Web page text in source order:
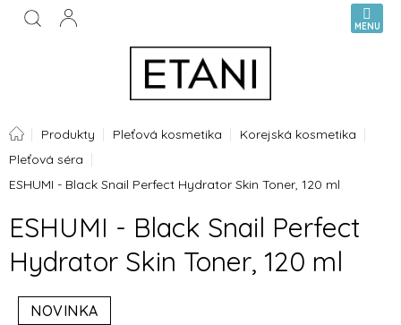
Přejít
KOŠÍK
DomůProdukty Pleťová kosmetika
Korejská kosmetika
Pleťová séra
ESHUMI - Black Snail Perfect Hydrator Skin Toner, 120 ml
ESHUMI - Black Snail Perfect
Hydrator Skin Toner, 120 ml
NOVINKA